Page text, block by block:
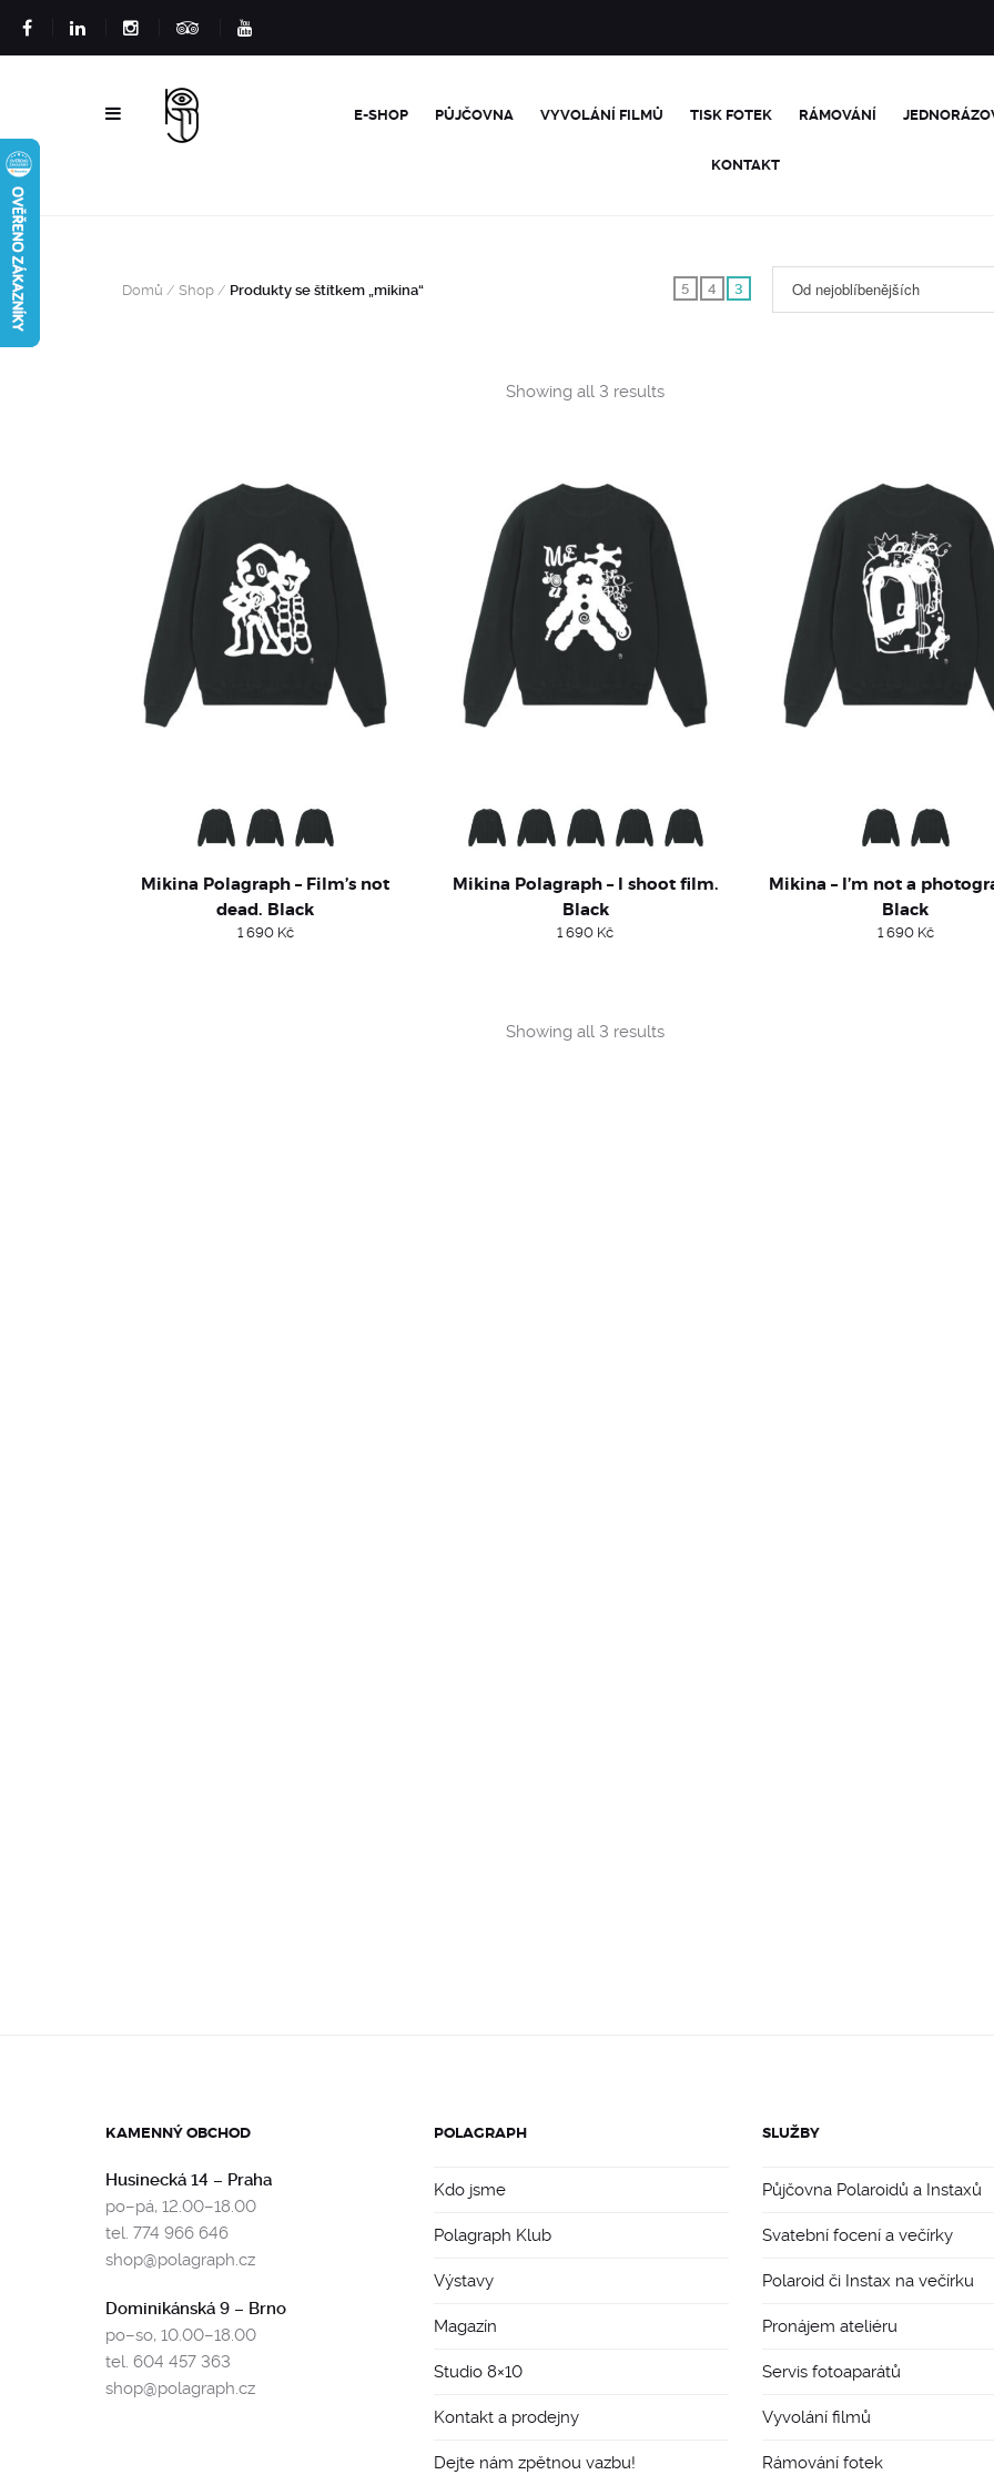
E-SHOP PŮJČOVNA VYVOLÁNÍ FILMŮ TISK FOTEK RÁMOVÁNÍ
KONTAKT
Domů / Shop / Produkty se štítkem „mikina“ 5 4 3 Od nejoblíbenějších
Showing all 3 resultsSorted
Mikina Polagraph – Film’s not
dead. Black
1 690 Kč
Mikina Polagraph – I shoot film.
Black
1 690 Kč
Mikina – I’m not a
Black
1 690 Kč
Showing all 3 resultsSorted
KAMENNÝ OBCHOD
Husinecká 14 – Praha
po–pá, 12.00–18.00
tel. 774 966 646
shop@polagraph.cz
Dominikánská 9 – Brno
po–so, 10.00–18.00
tel. 604 457 363
shop@polagraph.cz
POLAGRAPH
Kdo jsme
Polagraph Klub
Výstavy
Magazín
Studio 8×10
Kontakt a prodejny
Dejte nám zpětnou vazbu!
SLUŽBY
Půjčovna Polaroidů a Instaxů
Svatební focení a večírky
Polaroid či Instax na večírku
Pronájem ateliéru
Servis fotoaparátů
Vyvolání filmů
Rámování fotek